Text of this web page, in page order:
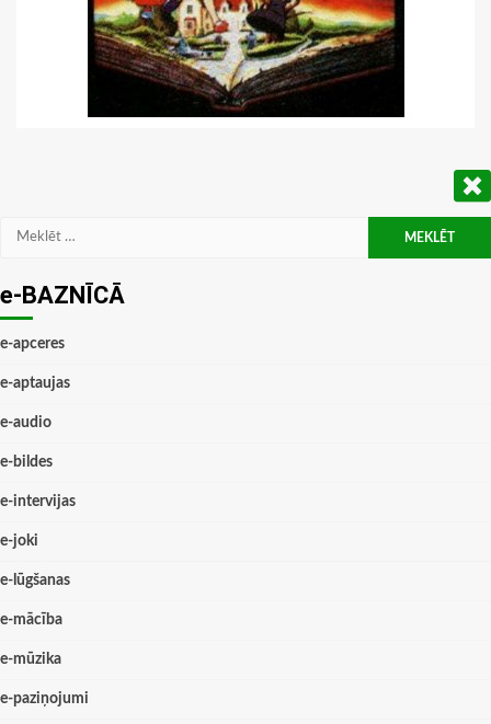
Meklēt:
e-BAZNĪCĀ
e-apceres
e-aptaujas
e-audio
e-bildes
e-intervijas
e-joki
e-lūgšanas
e-mācība
e-mūzika
e-paziņojumi